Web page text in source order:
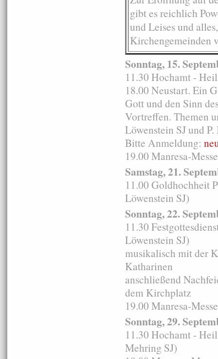
gibt es reichlich
und Leises und
Kirchengemeinden
Sonntag, 15.
11.30 Hochamt -
18.00 Neustart. Ein
Gott und den Sinn
Vortreffen. Themen
Löwenstein SJ und
Bitte Anmeldung:
19.00 Manresa-
Samstag, 21.
11.00 Goldhochheit
Löwenstein SJ)
Sonntag, 22.
11.30
Löwenstein SJ)
musikalisch mit der
Katharinen
anschließend
dem Kirchplatz
19.00 Manresa-
Sonntag, 29.
11.30 Hochamt -
Mehring SJ)